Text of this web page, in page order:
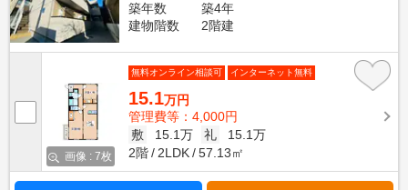
築年数
築4年
建物階数
2階建
画像 : 7枚
無料オンライン相談可 インターネット無料
15.1万円
管理費等：4,000円
敷
15.1万 礼
15.1万
2階
2LDK 57.13㎡